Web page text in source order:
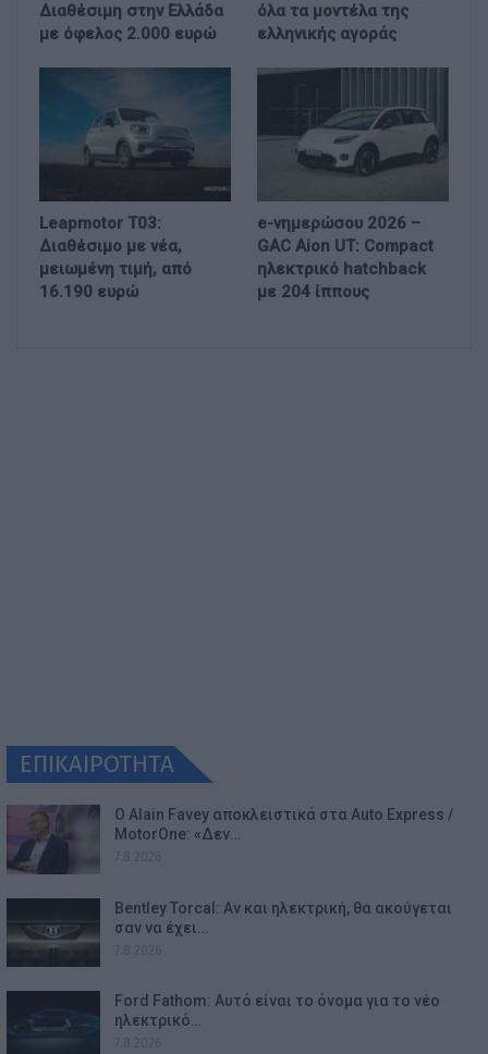
Διαθέσιμη στην Ελλάδα
με όφελος 2.000 ευρώ
όλα τα μοντέλα της
ελληνικής αγοράς
Leapmotor T03:
Διαθέσιμο με νέα,
μειωμένη τιμή, από
16.190 ευρώ
e-νημερώσου 2026 –
GAC Aion UT: Compact
ηλεκτρικό hatchback
με 204 ίππους
ΕΠΙΚΑΙΡΟΤΗΤΑ
Ο Alain Favey αποκλειστικά στα Auto Express /
MotorOne: «Δεν…
Bentley Torcal: Αν και ηλεκτρική, θα ακούγεται
σαν να έχει…
Ford Fathom: Αυτό είναι το όνομα για το νέο
ηλεκτρικό…